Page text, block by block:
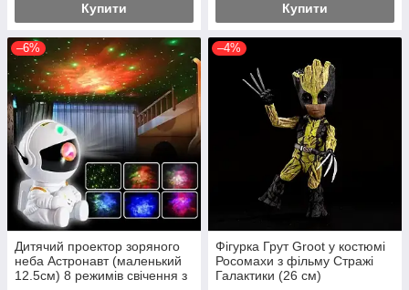
Купити Купити
–6%
Дитячий проектор зоряного
неба Астронавт (маленький
12.5см) 8 режимів свічення з
–4%
Фігурка Грут Groot у костюмі
Росомахи з фільму Стражі
Галактики (26 см)